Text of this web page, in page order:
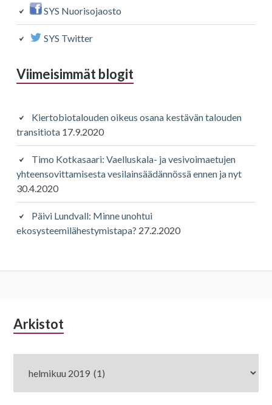
SYS Nuorisojaosto
SYS Twitter
Viimeisimmät blogit
Kiertobiotalouden oikeus osana kestävän talouden
transitiota 17.9.2020
Timo Kotkasaari: Vaelluskala- ja vesivoimaetujen
yhteensovittamisesta vesilainsäädännössä ennen ja nyt
30.4.2020
Päivi Lundvall: Minne unohtui
ekosysteemilähestymistapa? 27.2.2020
Alapalkin
Arkistot